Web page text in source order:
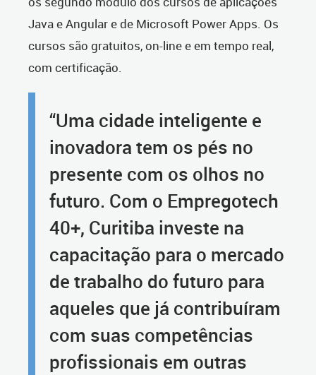
Java e Angular e de Microsoft Power Apps. Os
cursos são gratuitos, on-line e em tempo real,
com certificação.
“Uma cidade inteligente e
inovadora tem os pés no
presente com os olhos no
futuro. Com o Empregotech
40+, Curitiba investe na
capacitação para o mercado
de trabalho do futuro para
aqueles que já contribuíram
com suas competências
profissionais em outras